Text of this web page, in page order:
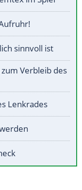
sinnvoll ist
Verbleib des
Lenkrades